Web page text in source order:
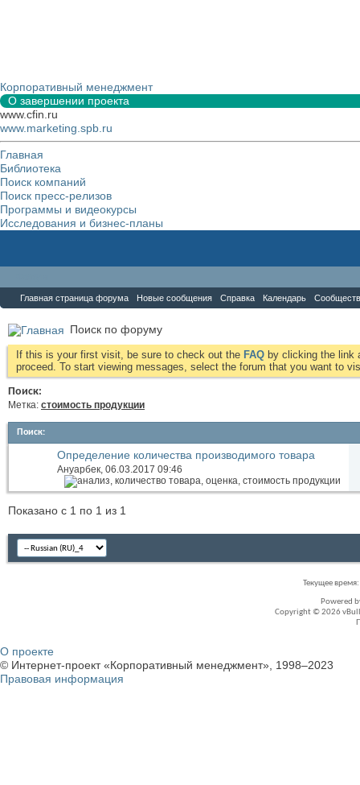
Корпоративный менеджмент
О завершении проекта
www.cfin.ru
www.marketing.spb.ru
Главная
Библиотека
Поиск компаний
Поиск пресс-релизов
Программы и видеокурсы
Исследования и бизнес-планы
Главная страница форума Новые сообщения Справка Календарь
Поиск по форуму
If this is your first visit, be sure to check out the FAQ by clicking the link
proceed. To start viewing messages, select the forum that you want to
Поиск:
Метка: стоимость продукции
Поиск:
Определение количества производимого товара
Ануарбек, 06.03.2017 09:46
Показано с 1 по 1 из 1
Текущее время:
Powered
Copyright © 2026
О проекте
© Интернет-проект «Корпоративный менеджмент», 1998–2023
Правовая информация